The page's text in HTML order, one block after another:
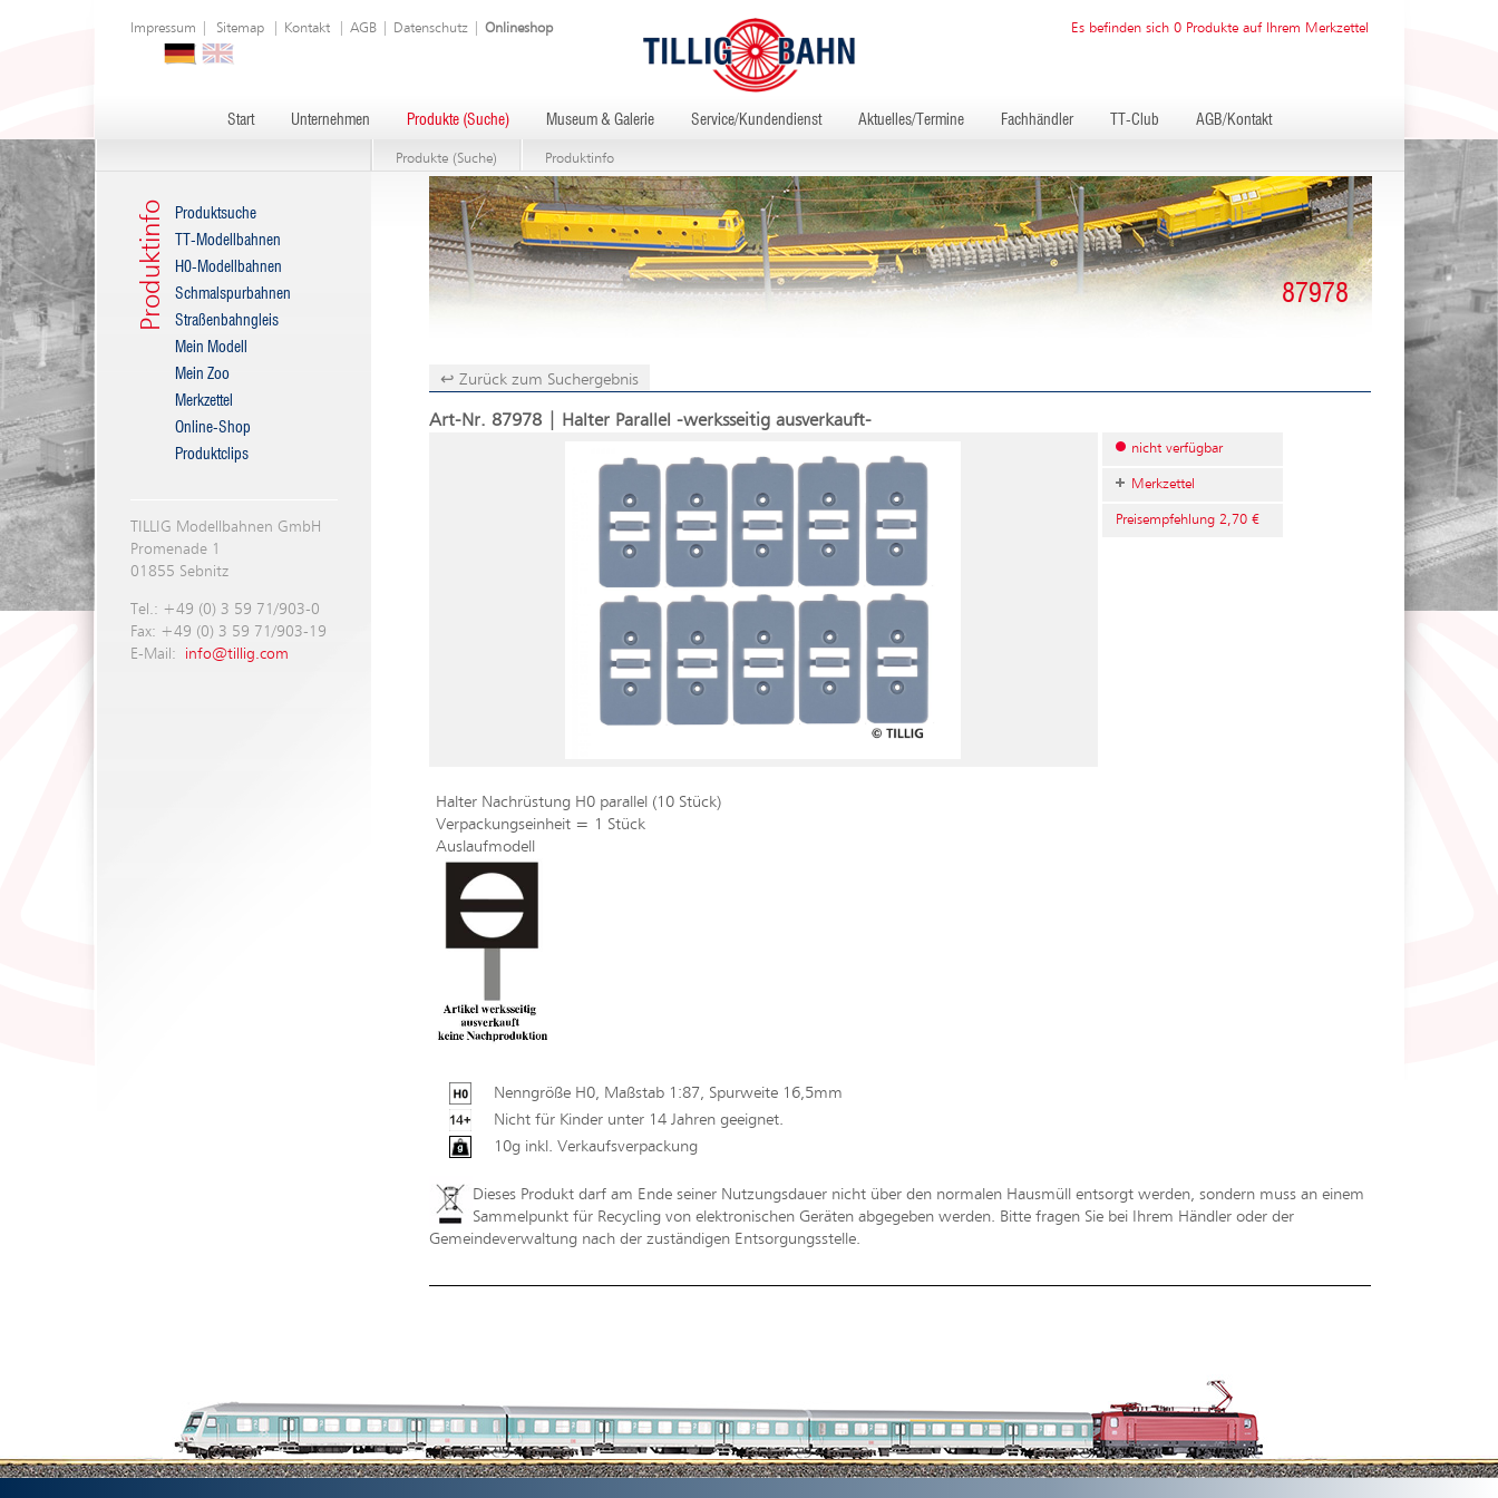
Es befinden sich 0 Produkte auf Ihrem Merkzettel
Impressum Sitemap| Kontakt| AGB| Datenschutz| Onlineshop
Start Unternehmen Produkte (Suche) Museum & Galerie Service/Kundendienst Aktuelles/Termine Fachhändler TT-Club AGB/Kontakt
Produkte (Suche) Produktinfo
Produktinfo
Produktsuche
TT-Modellbahnen
H0-Modellbahnen
Schmalspurbahnen
Straßenbahngleis
Mein Modell
Mein Zoo
Merkzettel
Online-Shop
Produktclips
TILLIG Modellbahnen GmbH
Promenade 1
01855 Sebnitz
Tel.: +49 (0) 3 59 71/903-0
Fax: +49 (0) 3 59 71/903-19
E-Mail:
info@tillig.com
87978
↩ Zurück zum Suchergebnis
Art-Nr. 87978 | Halter Parallel -werksseitig ausverkauft-
nicht verfügbar
Merkzettel
Preisempfehlung 2,70 €
Halter Nachrüstung H0 parallel (10 Stück)
Verpackungseinheit = 1 Stück
Auslaufmodell
Nenngröße H0, Maßstab 1:87, Spurweite 16,5mm
Nicht für Kinder unter 14 Jahren geeignet.
10g inkl. Verkaufsverpackung
Dieses Produkt darf am Ende seiner Nutzungsdauer nicht über den normalen Hausmüll entsorgt werden, sondern muss an einem
Sammelpunkt für Recycling von elektronischen Geräten abgegeben werden. Bitte fragen Sie bei Ihrem Händler oder der
Gemeindeverwaltung nach der zuständigen Entsorgungsstelle.